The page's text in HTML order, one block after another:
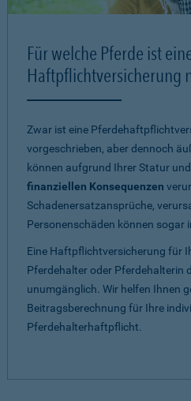
Für welche Pferde ist
Haftpflichtversicherung
Zwar ist eine
vorgeschrieben, aber dennoch
können aufgrund Ihrer Statur
finanziellen Konsequenzen
Schadenersatzansprüche,
Personenschäden können sogar
Eine Haftpflichtversicherung für
Pferdehalter oder Pferdehalterin
unumgänglich. Wir helfen Ihnen
Beitragsberechnung für Ihre
Pferdehalterhaftpflicht.